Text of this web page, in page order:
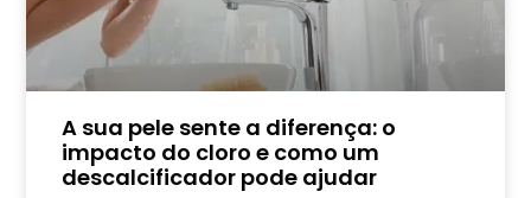
A sua pele sente a diferença: o
impacto do cloro e como um
descalcificador pode ajudar